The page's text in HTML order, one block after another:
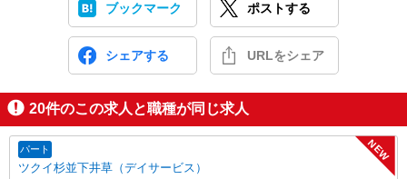
ブックマーク ポストする
シェアする URLをシェア
20件のこの求人と職種が同じ求人
パート
ツクイ杉並下井草（デイサービス）
NEW